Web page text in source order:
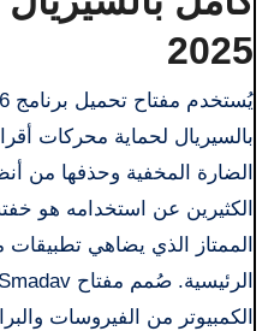
2025
الضارة المخفية وحذفها من
الكثيرين عن استخدامه هو
الممتاز الذي يضاهي
الكمبيوتر من الفيروسات